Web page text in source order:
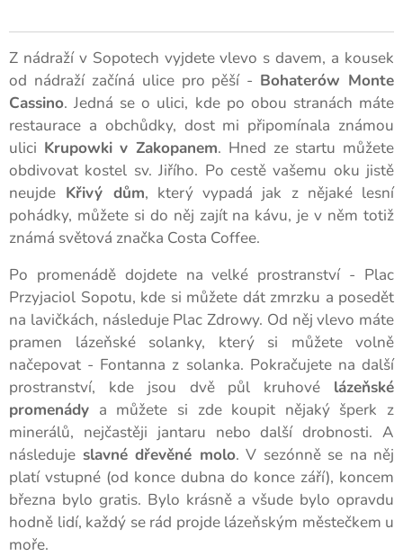
Z nádraží v Sopotech vyjdete vlevo s davem, a kousek
od nádraží začíná ulice pro pěší - Bohaterów Monte
Cassino. Jedná se o ulici, kde po obou stranách máte
restaurace a obchůdky, dost mi připomínala známou
ulici Krupowki v Zakopanem. Hned ze startu můžete
obdivovat kostel sv. Jiřího. Po cestě vašemu oku jistě
neujde Křivý dům, který vypadá jak z nějaké lesní
pohádky, můžete si do něj zajít na kávu, je v něm totiž
známá světová značka Costa Coffee.
Po promenádě dojdete na velké prostranství - Plac
Przyjaciol Sopotu, kde si můžete dát zmrzku a posedět
na lavičkách, následuje Plac Zdrowy. Od něj vlevo máte
pramen lázeňské solanky, který si můžete volně
načepovat - Fontanna z solanka. Pokračujete na další
prostranství, kde jsou dvě půl kruhové lázeňské
promenády a můžete si zde koupit nějaký šperk z
minerálů, nejčastěji jantaru nebo další drobnosti. A
následuje slavné dřevěné molo. V sezónně se na něj
platí vstupné (od konce dubna do konce září), koncem
března bylo gratis. Bylo krásně a všude bylo opravdu
hodně lidí, každý se rád projde lázeňským městečkem u
moře.